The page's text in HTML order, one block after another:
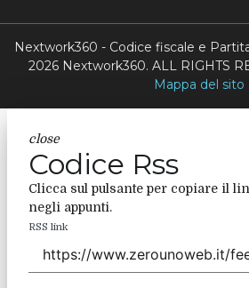
Nextwork360 - Codice fiscale e
2026 Nextwork360. ALL RIGHTS
Mappa del sito
close
Codice Rss
Clicca sul pulsante per copiare il
negli appunti.
RSS link